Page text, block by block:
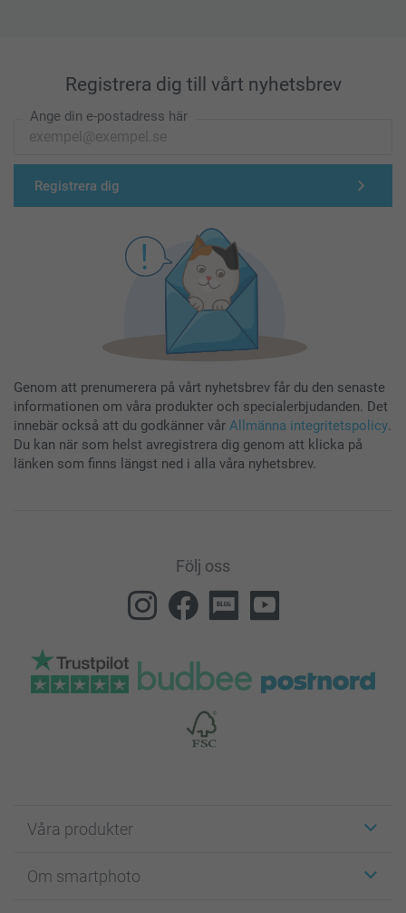
Registrera dig till vårt nyhetsbrev
Ange din e-postadress här
Registrera dig
Genom att prenumerera på vårt nyhetsbrev får du den senaste
informationen om våra produkter och specialerbjudanden. Det
innebär också att du godkänner vår Allmänna integritetspolicy.
Du kan när som helst avregistrera dig genom att klicka på
länken som finns längst ned i alla våra nyhetsbrev.
Följ oss
Våra produkter
Fotokort
Om smartphoto